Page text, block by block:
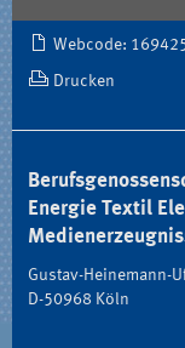
DocumentWebcode:
Drucken
Energie Textil
Gustav-Heinemann-
D-50968 Köln